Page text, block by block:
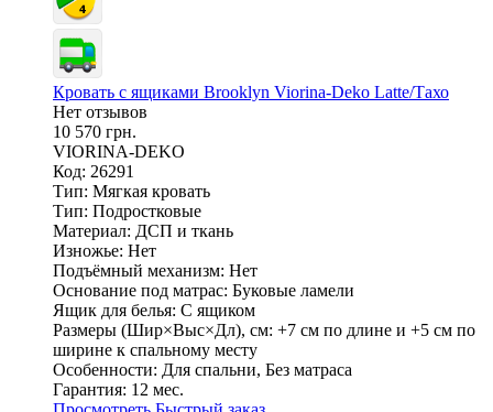
Кровать с ящиками Brooklyn Viorina-Deko Latte/Тахо
Нет отзывов
10 570 грн.
VIORINA-DEKO
Код: 26291
Тип: Мягкая кровать
Тип: Подростковые
Материал: ДСП и ткань
Изножье: Нет
Подъёмный механизм: Нет
Основание под матрас: Буковые ламели
Ящик для белья: С ящиком
Размеры (Шир×Выс×Дл), см: +7 см по длине и +5 см по
ширине к спальному месту
Особенности: Для спальни, Без матраса
Гарантия: 12 мес.